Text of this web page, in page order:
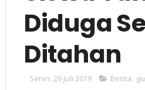
Diduga
Ditahan
Senin, 29 Juli 2019 Berita,